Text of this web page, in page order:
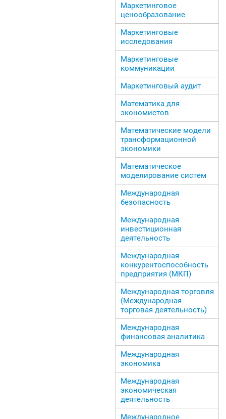
Маркетинговое
ценообразование
Маркетинговые
исследования
Маркетинговые
коммуникации
Маркетинговый аудит
Математика для
экономистов
Математические модели
трансформационной
экономики
Математическое
моделирование систем
Международная
безопасность
Международная
инвестиционная
деятельность
Международная
конкурентоспособность
предприятия (МКП)
Международная торговля
(Международная
торговая деятельность)
Международная
финансовая аналитика
Международная
экономика
Международная
экономическая
деятельность
Международное